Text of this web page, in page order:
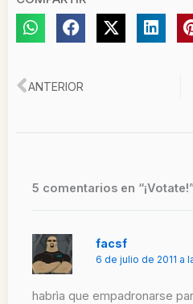
Ant
ANTERIOR
5 comentarios en
facsf
6 de julio de 2011 a
habrìa que empadronarse